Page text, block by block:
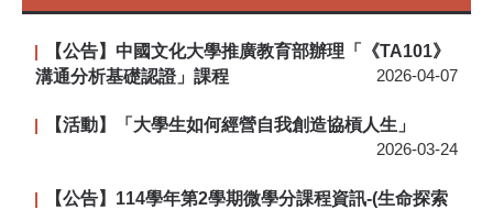
【公告】中國文化大學推廣教育部辦理「《TA101》
溝通分析基礎認證」課程
2026-04-07
【活動】「大學生如何經營自我創造協槓人生」
2026-03-24
【公告】114學年第2學期微學分課程資訊-(生命探索